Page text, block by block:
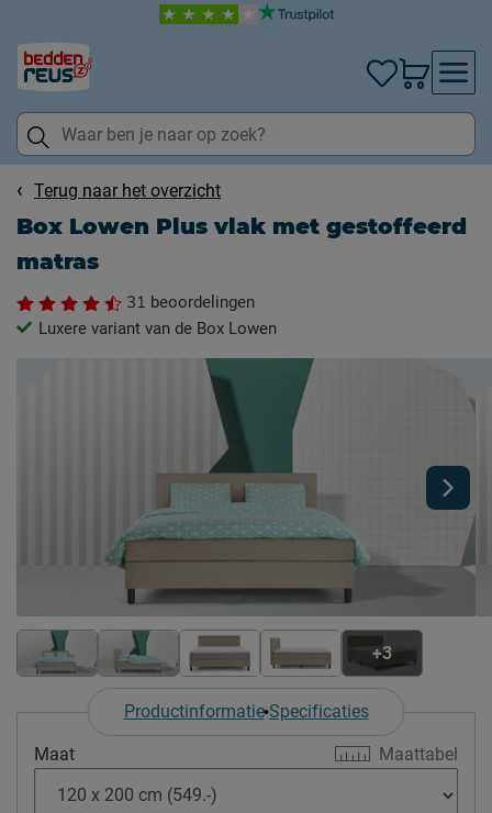
Terug naar het overzicht
Box Lowen Plus vlak met gestoffeerd
matras
31 beoordelingen
Luxere variant van de Box Lowen
+3
Productinformatie Specificaties
Maattabel
Maat